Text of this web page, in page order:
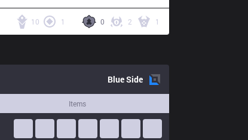
0 2 1
10 1
BlueSide
Items